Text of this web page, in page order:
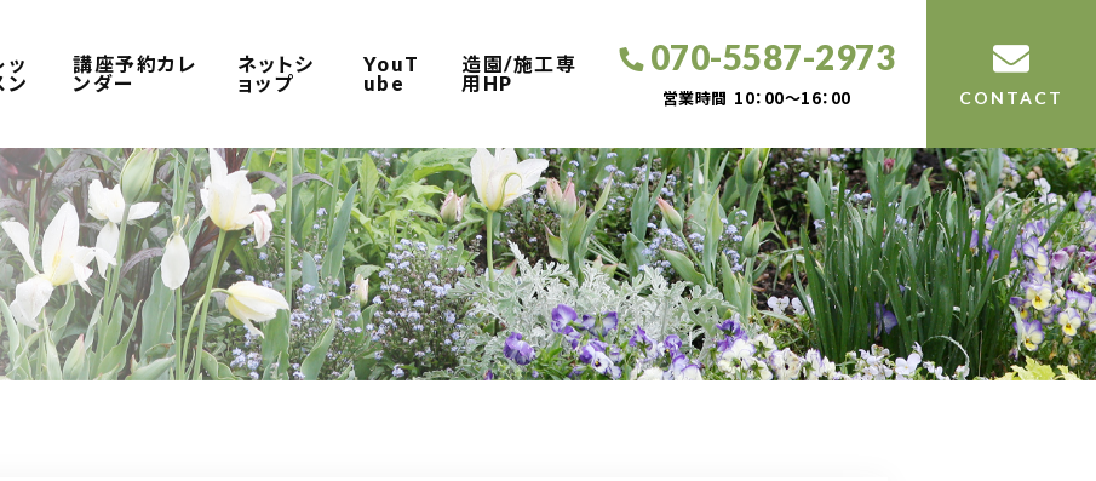
ッ
ン
講座予約カレ
ンダー
ネットシ
ョップ
YouT
ube
造園/施工専
用HP
070-5587-2973
営業時間 10：00～16：00 CONTACT